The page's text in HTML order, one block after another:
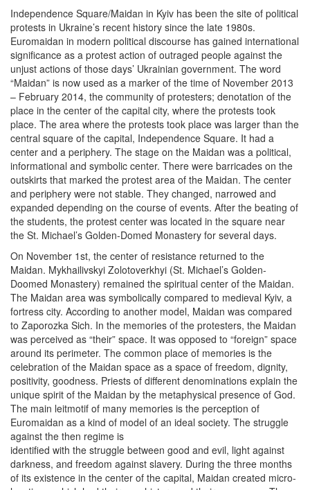
Independence Square/Maidan in Kyiv has been the site of political
protests in Ukraine’s recent history since the late 1980s.
Euromaidan in modern political discourse has gained international
significance as a protest action of outraged people against the
unjust actions of those days’ Ukrainian government. The word
“Maidan” is now used as a marker of the time of November 2013
– February 2014, the community of protesters; denotation of the
place in the center of the capital city, where the protests took
place. The area where the protests took place was larger than the
central square of the capital, Independence Square. It had a
center and a periphery. The stage on the Maidan was a political,
informational and symbolic center. There were barricades on the
outskirts that marked the protest area of the Maidan. The center
and periphery were not stable. They changed, narrowed and
expanded depending on the course of events. After the beating of
the students, the protest center was located in the square near
the St. Michael’s Golden-Domed Monastery for several days.
On November 1st, the center of resistance returned to the
Maidan. Mykhailivskyi Zolotoverkhyi (St. Michael’s Golden-
Doomed Monastery) remained the spiritual center of the Maidan.
The Maidan area was symbolically compared to medieval Kyiv, a
fortress city. According to another model, Maidan was compared
to Zaporozka Sich. In the memories of the protesters, the Maidan
was perceived as “their” space. It was opposed to “foreign” space
around its perimeter. The common place of memories is the
celebration of the Maidan space as a space of freedom, dignity,
positivity, goodness. Priests of different denominations explain the
unique spirit of the Maidan by the metaphysical presence of God.
The main leitmotif of many memories is the perception of
Euromaidan as a kind of model of an ideal society. The struggle
against the then regime is
identified with the struggle between good and evil, light against
darkness, and freedom against slavery. During the three months
of its existence in the center of the capital, Maidan created micro-